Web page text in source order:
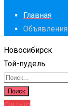
Главная
Объявления
Новосибирск
Той-пудель
Поиск